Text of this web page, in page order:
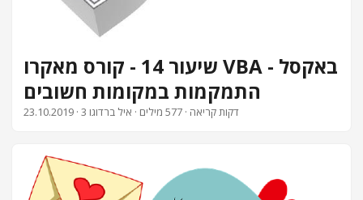
שיעור 14 - קורס מאקרו VBA באקסל -
התמקמות במקומות חשובים
23.10.2019 · 3 דקות קריאה · 577 מילים · איל ברדוגו